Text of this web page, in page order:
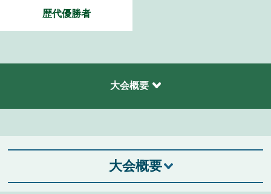
歴代優勝者
大会概要
大会概要